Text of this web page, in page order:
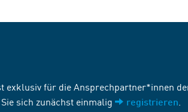
exklusiv für die Ansprechpartner*innen
sich zunächst einmalig
registrieren